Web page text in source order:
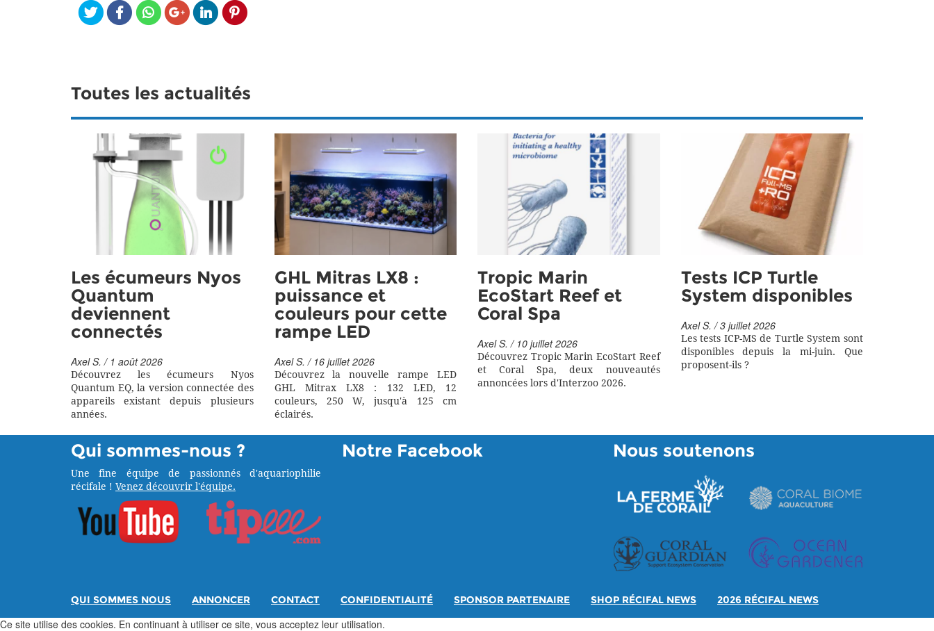
Toutes les actualités
Les écumeurs Nyos
Quantum
deviennent
connectés
Axel S. / 1 août 2026
Découvrez les écumeurs Nyos
Quantum EQ, la version connectée des
appareils existant depuis plusieurs
années.
GHL Mitras LX8 :
puissance et
couleurs pour cette
rampe LED
Axel S. / 16 juillet 2026
Découvrez la nouvelle rampe LED
GHL Mitrax LX8 : 132 LED, 12
couleurs, 250 W, jusqu'à 125 cm
éclairés.
Tropic Marin
EcoStart Reef et
Coral Spa
Axel S. / 10 juillet 2026
Découvrez Tropic Marin EcoStart Reef
et Coral Spa, deux nouveautés
annoncées lors d'Interzoo 2026.
Tests ICP Turtle
System disponibles
Axel S. / 3 juillet 2026
Les tests ICP-MS de Turtle System sont
disponibles depuis la mi-juin. Que
proposent-ils ?
Qui sommes-nous ?
Une fine équipe de passionnés d'aquariophilie
récifale ! Venez découvrir l'équipe.
Notre Facebook Nous soutenons
QUI SOMMES NOUS ANNONCER CONTACT CONFIDENTIALITÉ SPONSOR PARTENAIRE SHOP RÉCIFAL NEWS 2026 RÉCIFAL NEWS
Ce site utilise des cookies. En continuant à utiliser ce site, vous acceptez leur utilisation.